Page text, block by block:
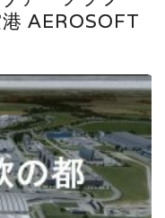
AEROSOFT